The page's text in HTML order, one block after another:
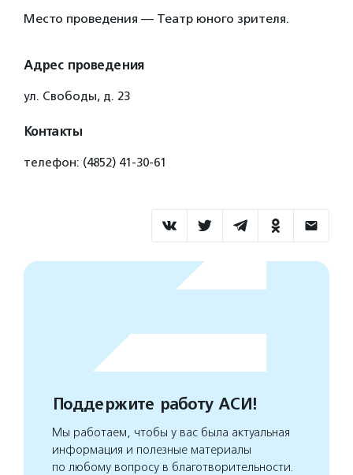
Место проведения — Театр юного зрителя.
Адрес проведения
ул. Свободы, д. 23
Контакты
телефон: (4852) 41-30-61
Поддержите работу АСИ!
Мы работаем, чтобы у вас была актуальная
информация и полезные материалы
по любому вопросу в благотворительности.